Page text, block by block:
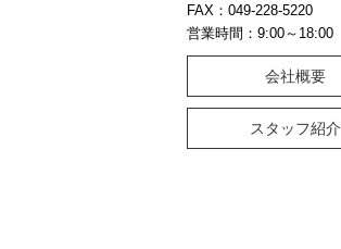
FAX：049-228-5220
営業時間：9:00～18:00
会社概要
スタッフ紹介